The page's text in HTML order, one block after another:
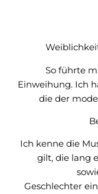
So führte
Einweihung. Ich
die der
Ich kenne die
gilt, die lang
Geschlechter